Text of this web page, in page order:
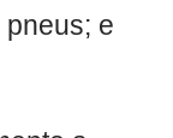
e